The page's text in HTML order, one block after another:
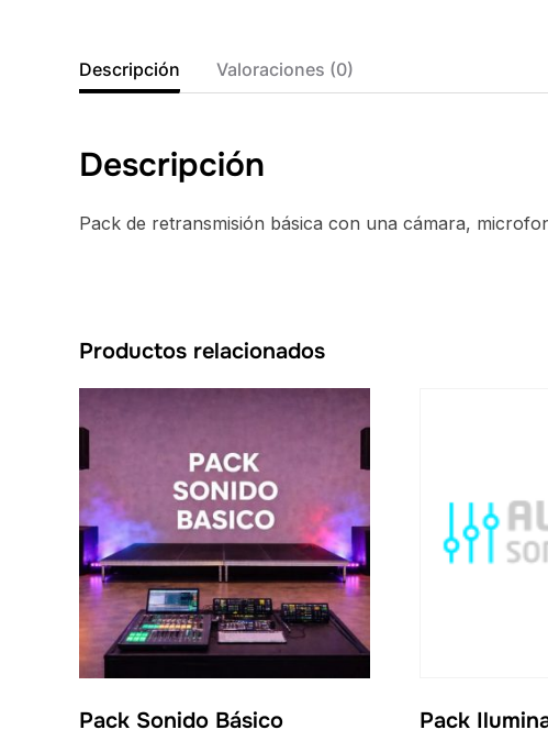
Descripción Valoraciones (0)
Descripción
Pack de retransmisión básica con una cámara,
Productos relacionados
Pack Sonido Básico Pack